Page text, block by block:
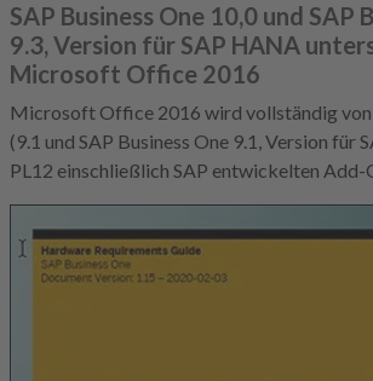
SAP Business One 10,0 und SAP
9.3, Version für SAP HANA
Microsoft Office 2016
Microsoft Office 2016 wird vollständig von
(9.1 und SAP Business One 9.1, Version für
PL12 einschließlich SAP entwickelten